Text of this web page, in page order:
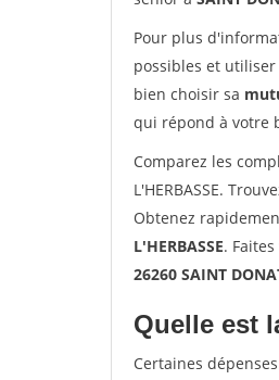
Pour plus
possibles et
bien choisir sa
qui répond à votre
Comparez les
L'HERBASSE.
Obtenez
L'HERBASSE.
26260 SAINT
Quelle est
Certaines